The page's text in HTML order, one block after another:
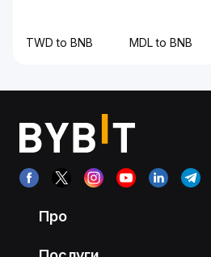
TWD to BNB MDL to BNB
Про